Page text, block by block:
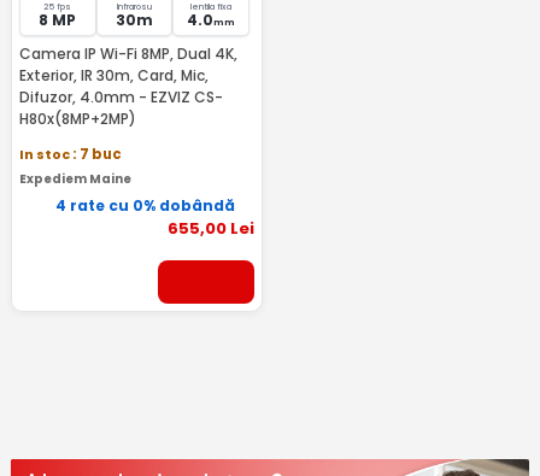
25 fps
8 MP
Infrarosu
30m
lentila fixa
4.0mm
Camera IP Wi-Fi 8MP, Dual 4K,
Exterior, IR 30m, Card, Mic,
Difuzor, 4.0mm - EZVIZ CS-
H80x(8MP+2MP)
In stoc: 7 buc
Expediem Maine
4 rate cu 0% dobândă
655,00Lei